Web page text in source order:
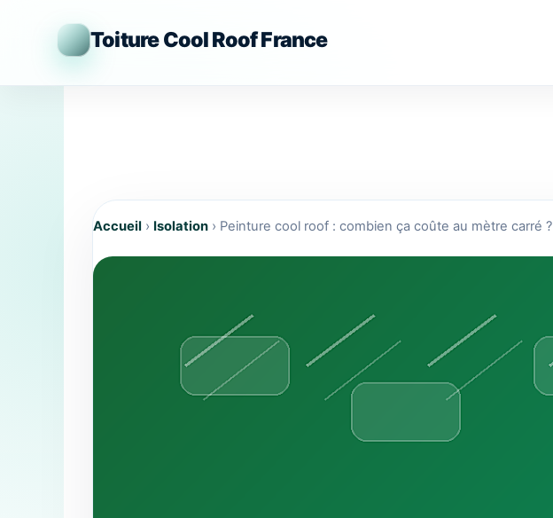
Toiture Cool Roof France
Accueil › Isolation › Peinture cool roof : combien ça coûte au mètre carré ?